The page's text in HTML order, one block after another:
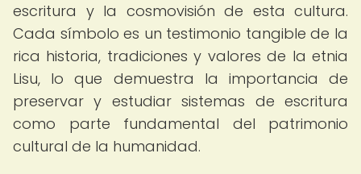
escritura y la cosmovisión de esta cultura.
Cada símbolo es un testimonio tangible de la
rica historia, tradiciones y valores de la etnia
Lisu, lo que demuestra la importancia de
preservar y estudiar sistemas de escritura
como parte fundamental del patrimonio
cultural de la humanidad.